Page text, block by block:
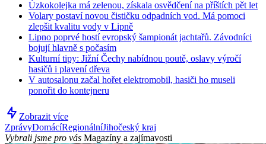
Úzkokolejka má zelenou, získala osvědčení na příštích pět let
Volary postaví novou čističku odpadních vod. Má pomoci
zlepšit kvalitu vody v Lipně
Lipno poprvé hostí evropský šampionát jachtařů. Závodníci
bojují hlavně s počasím
Kulturní tipy: Jižní Čechy nabídnou poutě, oslavy výročí
hasičů i plavení dřeva
V autosalonu začal hořet elektromobil, hasiči ho museli
ponořit do kontejneru
Zobrazit více
ZprávyDomácíRegionálníJihočeský kraj
Vybrali jsme pro vás Magazíny a zajímavosti